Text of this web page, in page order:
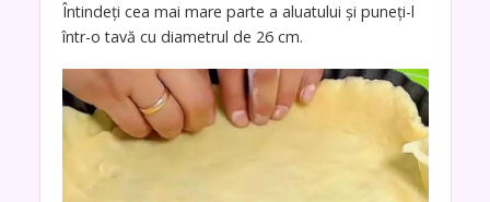
Întindeți cea mai mare parte a aluatului și puneți-l
într-o tavă cu diametrul de 26 cm.